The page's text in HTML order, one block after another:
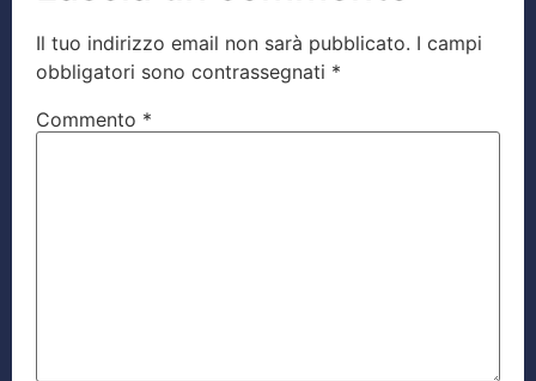
Il tuo indirizzo email non sarà pubblicato. I campi
obbligatori sono contrassegnati *
Commento *